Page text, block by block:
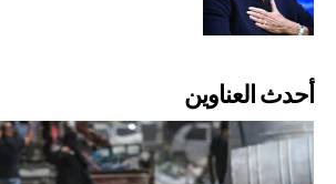
أحدث العناوين